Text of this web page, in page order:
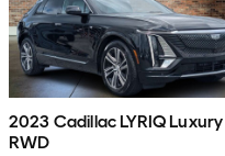
2023 Cadillac LYRIQ Luxury
RWD